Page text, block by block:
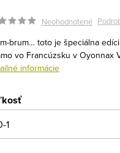
Neohodnotené
brum… toto je špeciálna
vo Francúzsku v Oyonnax
informácie